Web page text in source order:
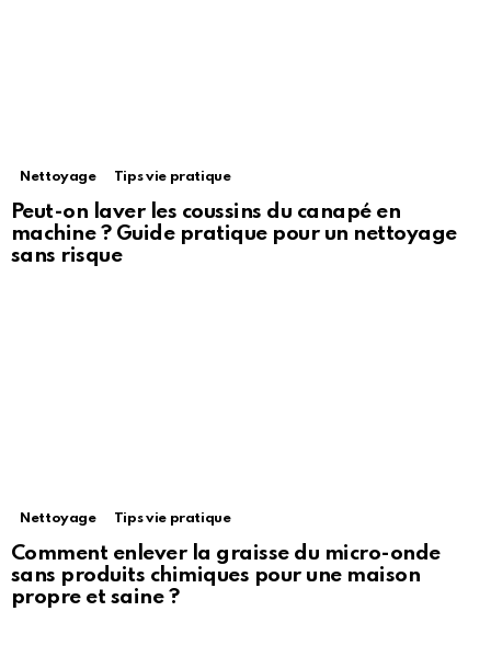
Nettoyage Tips vie pratique
Peut-on laver les coussins du canapé en
machine ? Guide pratique pour un nettoyage
sans risque
Nettoyage Tips vie pratique
Comment enlever la graisse du micro-onde
sans produits chimiques pour une maison
propre et saine ?